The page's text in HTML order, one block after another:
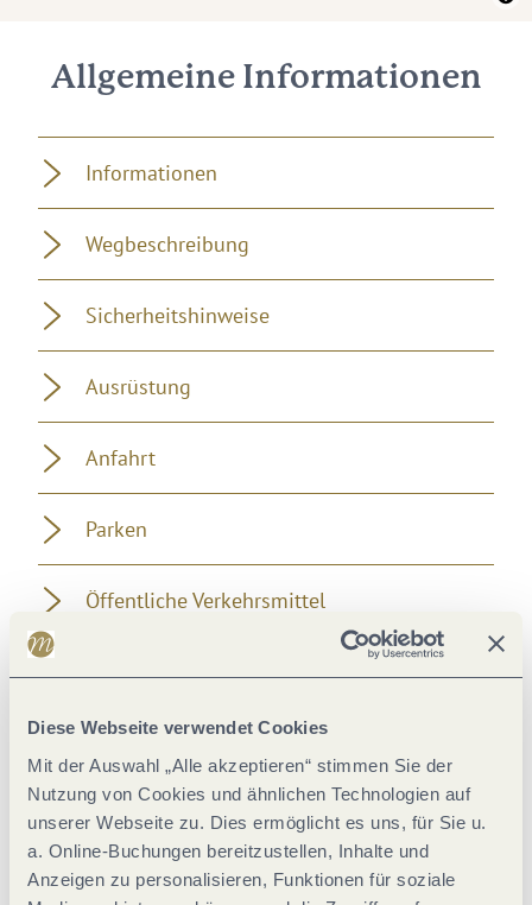
Diese Webseite verwendet Cookies
Mit der Auswahl „Alle akzeptieren“ stimmen Sie der
Nutzung von Cookies und ähnlichen Technologien auf
unserer Webseite zu. Dies ermöglicht es uns, für Sie u.
a. Online-Buchungen bereitzustellen, Inhalte und
Anzeigen zu personalisieren, Funktionen für soziale
Allgemeine Informationen
Informationen
Wegbeschreibung
Sicherheitshinweise
Ausrüstung
Anfahrt
Parken
Öffentliche Verkehrsmittel
Literatur
Karten
Weitere Informationen